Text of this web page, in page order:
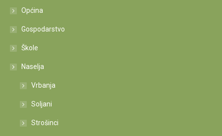
Općina
Gospodarstvo
Škole
Naselja
Vrbanja
Soljani
Strošinci